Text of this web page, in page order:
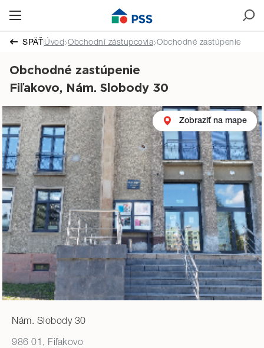
SPÄŤÚvod Obchodní zástupcovia Obchodné zastúpenie
Obchodné zastúpenie
Fiľakovo, Nám. Slobody 30
Zobraziť na mape
Nám. Slobody 30
986 01, Fiľakovo